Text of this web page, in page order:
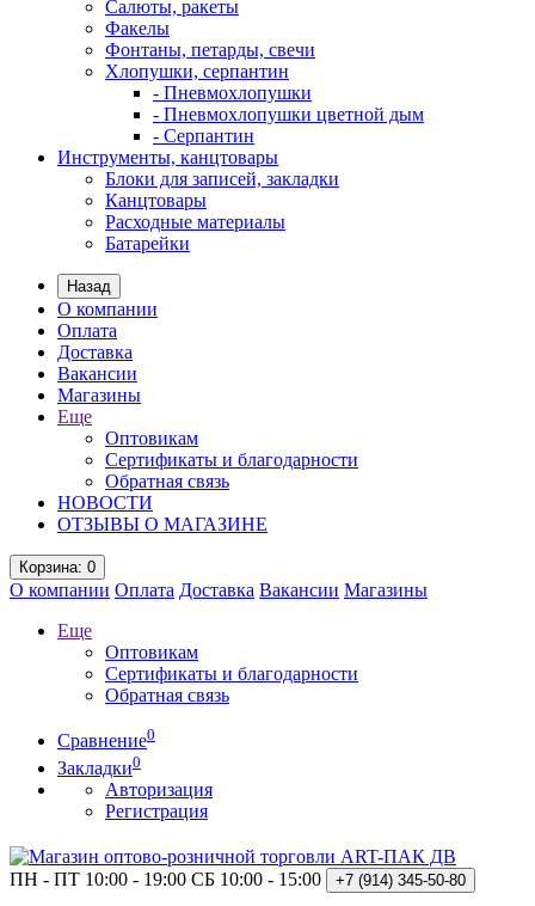
Салюты, ракеты
Факелы
Фонтаны, петарды, свечи
Хлопушки, серпантин
- Пневмохлопушки
- Пневмохлопушки цветной дым
- Серпантин
Инструменты, канцтовары
Блоки для записей, закладки
Канцтовары
Расходные материалы
Батарейки
Назад
О компании
Оплата
Доставка
Вакансии
Магазины
Еще
Оптовикам
Сертификаты и благодарности
Обратная связь
НОВОСТИ
ОТЗЫВЫ О МАГАЗИНЕ
Корзина: 0
О компании Оплата Доставка Вакансии Магазины
Еще
Оптовикам
Сертификаты и благодарности
Обратная связь
Сравнение0
Закладки0
Авторизация
Регистрация
ПН - ПТ 10:00 - 19:00 СБ 10:00 - 15:00 +7 (914) 345-50-80